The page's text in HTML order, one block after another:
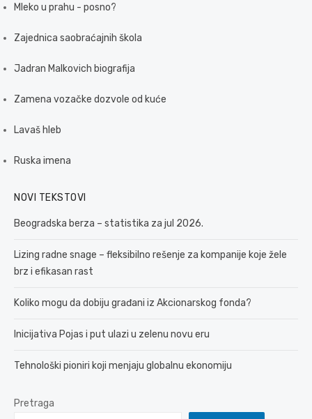
Mleko u prahu - posno?
Zajednica saobraćajnih škola
Jadran Malkovich biografija
Zamena vozačke dozvole od kuće
Lavaš hleb
Ruska imena
NOVI TEKSTOVI
Beogradska berza – statistika za jul 2026.
Lizing radne snage – fleksibilno rešenje za kompanije koje žele
brz i efikasan rast
Koliko mogu da dobiju građani iz Akcionarskog fonda?
Inicijativa Pojas i put ulazi u zelenu novu eru
Tehnološki pioniri koji menjaju globalnu ekonomiju
Pretraga